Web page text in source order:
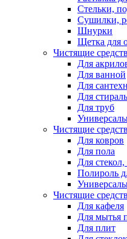
Стельки,
Сушилки,
Шнурки
Щетка для
Чистящие
Для
Для ванной
Для
Для
Для труб
Чистящие
Для ковров
Для пола
Для стекол,
Полироль
Чистящие
Для кафеля
Для мытья
Для плит